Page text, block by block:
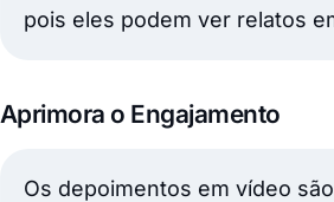
pois eles podem ver relatos
Aprimora o Engajamento
Os depoimentos em vídeo